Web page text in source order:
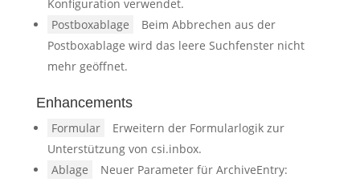
Konfiguration verwendet.
Postboxablage
Beim Abbrechen aus der
Postboxablage wird das leere Suchfenster nicht
mehr geöffnet.
Enhancements
Formular
Erweitern der Formularlogik zur
Unterstützung von csi.inbox.
Ablage
Neuer Parameter für ArchiveEntry: